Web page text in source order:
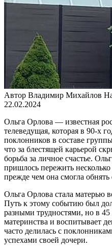
Автор Владимир Михайлов
22.02.2024
Ольга Орлова — известная
телеведущая, которая в 90-х
поклонников в составе
что за блестящей карьерой
борьба за личное счастье.
пришлось пережить
прежде чем она смогла
Ольга Орлова стала матерью
Путь к этому событию был
разными трудностями, но в 45
материнства и воспитывает
часто делилась с
успехами своей дочери.